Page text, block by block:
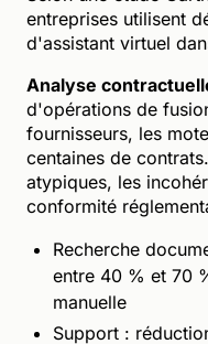
entreprises utilisent
d'assistant virtuel
Analyse
d'opérations de
fournisseurs, les
centaines de
atypiques, les
conformité
Recherche
entre 40 % et 70
manuelle
Support :